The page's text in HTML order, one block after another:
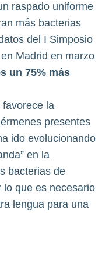
raspado uniforme
más bacterias
del I Simposio
Madrid en marzo
un 75% más
favorece la
presentes
ido evolucionando
en la
bacterias de
lo que es necesario
lengua para una